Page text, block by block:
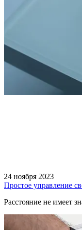
24 ноября 2023
Простое управление
Расстояние не имеет